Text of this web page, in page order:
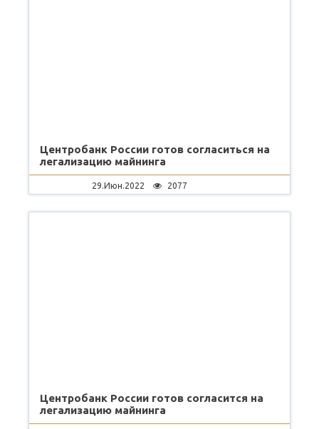
Центробанк России готов согласиться на
легализацию майнинга
29.Июн.2022 2077
Центробанк России готов согласится на
легализацию майнинга